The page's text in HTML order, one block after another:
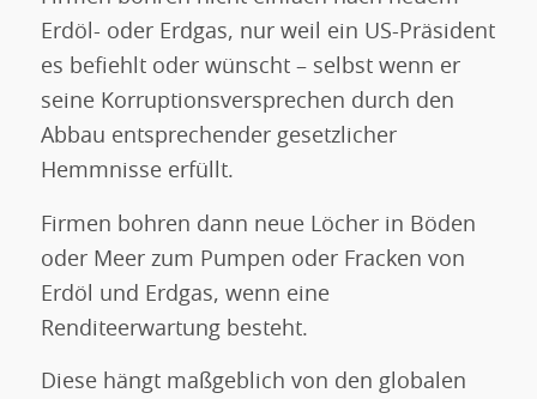
Erdöl- oder Erdgas, nur weil ein US-Präsident
es befiehlt oder wünscht – selbst wenn er
seine Korruptionsversprechen durch den
Abbau entsprechender gesetzlicher
Hemmnisse erfüllt.
Firmen bohren dann neue Löcher in Böden
oder Meer zum Pumpen oder Fracken von
Erdöl und Erdgas, wenn eine
Renditeerwartung besteht.
Diese hängt maßgeblich von den globalen